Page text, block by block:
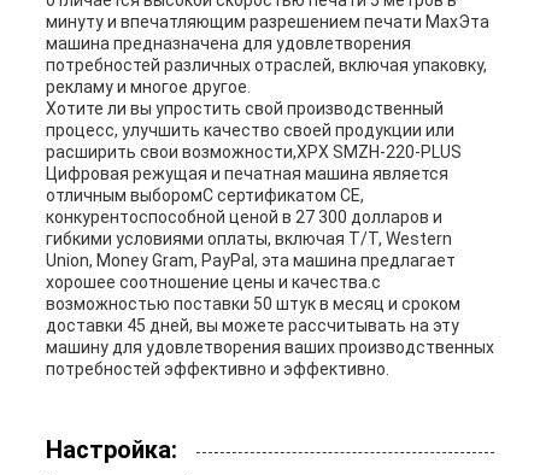
минуту и впечатляющим разрешением печати MaxЭта
машина предназначена для удовлетворения
потребностей различных отраслей, включая упаковку,
рекламу и многое другое.
Хотите ли вы упростить свой производственный
процесс, улучшить качество своей продукции или
расширить свои возможности,XPX SMZH-220-PLUS
Цифровая режущая и печатная машина является
отличным выборомС сертификатом CE,
конкурентоспособной ценой в 27 300 долларов и
гибкими условиями оплаты, включая T/T, Western
Union, Money Gram, PayPal, эта машина предлагает
хорошее соотношение цены и качества.с
возможностью поставки 50 штук в месяц и сроком
доставки 45 дней, вы можете рассчитывать на эту
машину для удовлетворения ваших производственных
потребностей эффективно и эффективно.
Настройка: